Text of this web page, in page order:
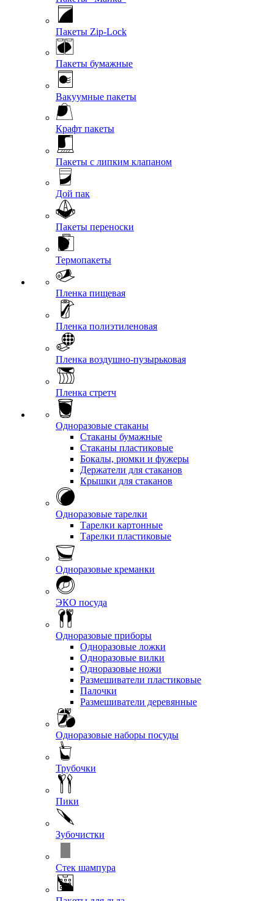
Пакеты Zip-Lock
Пакеты бумажные
Вакуумные пакеты
Крафт пакеты
Пакеты с липким клапаном
Дой пак
Пакеты переноски
Термопакеты
Пленка пищевая
Пленка полиэтиленовая
Пленка воздушно-пузырьковая
Пленка стретч
Одноразовые стаканы
Стаканы бумажные
Стаканы пластиковые
Бокалы, рюмки и фужеры
Держатели для стаканов
Крышки для стаканов
Одноразовые тарелки
Тарелки картонные
Тарелки пластиковые
Одноразовые креманки
ЭКО посуда
Одноразовые приборы
Одноразовые ложки
Одноразовые вилки
Одноразовые ножи
Размешиватели пластиковые
Палочки
Размешиватели деревянные
Одноразовые наборы посуды
Трубочки
Пики
Зубочистки
Стек шампура